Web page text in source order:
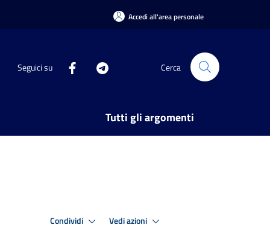
Accedi all'area personale
Seguici su Cerca
Tutti gli argomenti
Condividi Vedi azioni